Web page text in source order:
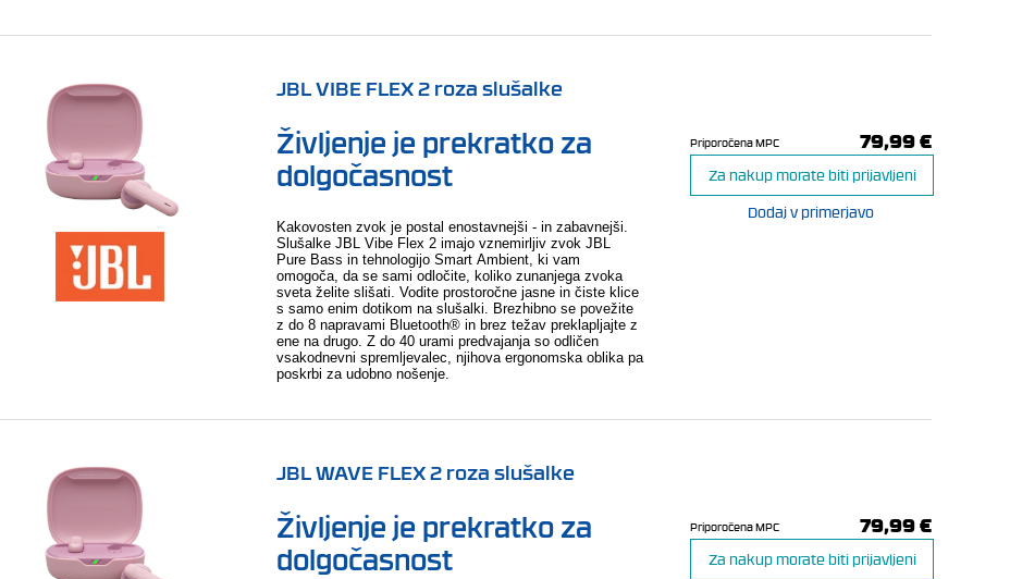
JBL VIBE FLEX 2 roza slušalke
Življenje je prekratko za
dolgočasnost
Kakovosten zvok je postal enostavnejši - in zabavnejši.
Slušalke JBL Vibe Flex 2 imajo vznemirljiv zvok JBL
Pure Bass in tehnologijo Smart Ambient, ki vam
omogoča, da se sami odločite, koliko zunanjega zvoka
sveta želite slišati. Vodite prostoročne jasne in čiste klice
s samo enim dotikom na slušalki. Brezhibno se povežite
z do 8 napravami Bluetooth® in brez težav preklapljajte z
ene na drugo. Z do 40 urami predvajanja so odličen
vsakodnevni spremljevalec, njihova ergonomska oblika pa
poskrbi za udobno nošenje.
Priporočena MPC 79,99 €
Za nakup morate biti prijavljeni
Dodaj v primerjavo
JBL WAVE FLEX 2 roza slušalke
Življenje je prekratko za
dolgočasnost
Priporočena MPC 79,99 €
Za nakup morate biti prijavljeni